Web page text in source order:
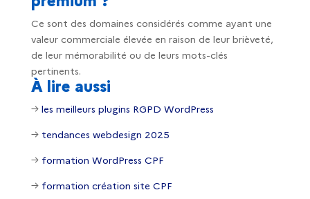
Ce sont des domaines considérés comme ayant une
valeur commerciale élevée en raison de leur brièveté,
de leur mémorabilité ou de leurs mots-clés
pertinents.
À lire aussi
→ les meilleurs plugins RGPD WordPress
→ tendances webdesign 2025
→ formation WordPress CPF
→ formation création site CPF